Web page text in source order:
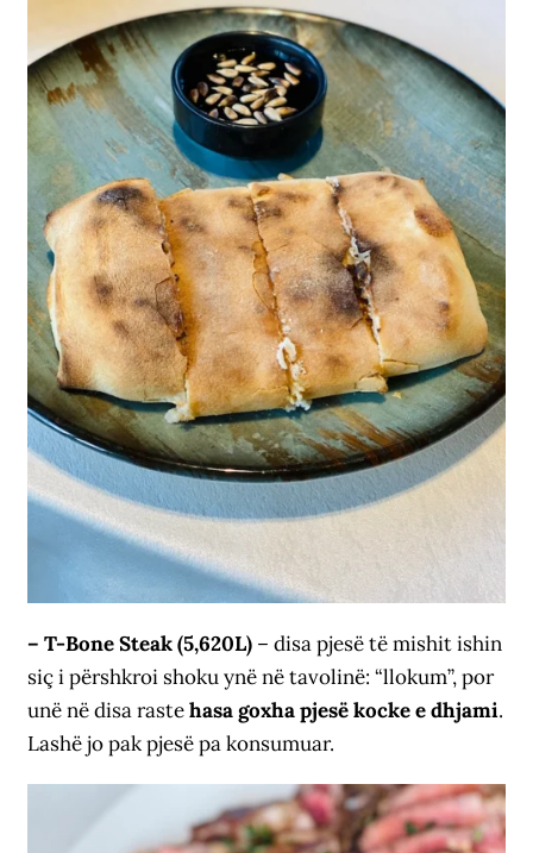
– T-Bone Steak (5,620L) – disa pjesë të mishit ishin
siç i përshkroi shoku ynë në tavolinë: “llokum”, por
unë në disa rastehasa goxha pjesë kocke e dhjami.
Lashë jo pak pjesë pa konsumuar.